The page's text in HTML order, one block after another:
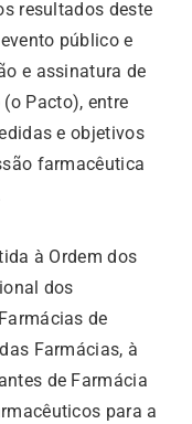
resultados deste
público e
e assinatura de
Pacto), entre
e objetivos
farmacêutica
à Ordem dos
dos
de
Farmácias, à
de Farmácia
para a